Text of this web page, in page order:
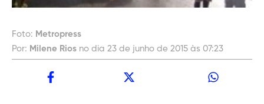
Foto: Metropress
Por: Milene Rios no dia 23 de junho de 2015 às 07:23